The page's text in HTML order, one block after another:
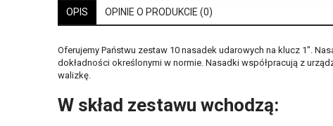
OPIS OPINIE O PRODUKCIE (0)
Oferujemy Państwu zestaw 10 nasadek udarowych na klucz 1".
dokładności określonymi w normie. Nasadki współpracują z
walizkę.
W skład zestawu wchodzą: